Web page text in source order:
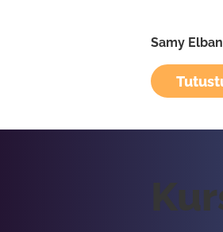
Samy